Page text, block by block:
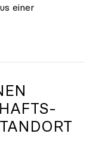
einer